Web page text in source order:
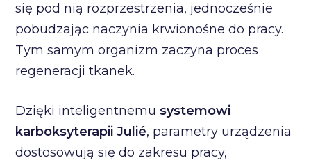
się pod nią rozprzestrzenia, jednocześnie
pobudzając naczynia krwionośne do pracy.
Tym samym organizm zaczyna proces
regeneracji tkanek.
Dzięki inteligentnemusystemowi
karboksyterapii Julié, parametry urządzenia
dostosowują się do zakresu pracy,